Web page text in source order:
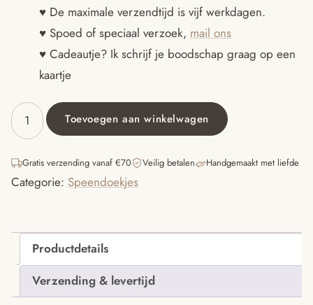
♥ De maximale verzendtijd is vijf werkdagen.
♥ Spoed of speciaal verzoek, mail ons
♥ Cadeautje? Ik schrijf je boodschap graag op een
kaartje
Speendoekje
maan
aantal
Toevoegen aan winkelwagen
Gratis verzending vanaf €70 Veilig betalen Handgemaakt met liefde
Categorie: Speendoekjes
Productdetails
Verzending & levertijd